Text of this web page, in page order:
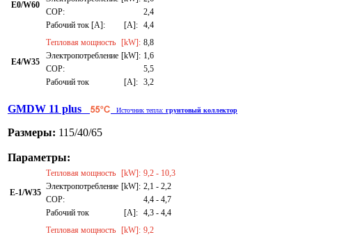
E0/W60
СОР:
2,4
Рабочий ток [A]:
[A]: 4,4
E4/W35
Тепловая мощность [kW]: 8,8
Электропотребление [kW]: 1,6
СОР:
5,5
Рабочий ток
[A]: 3,2
GMDW 11 plus Источник тепла: грунтовый коллектор
Размеры: 115/40/65
Параметры:
E-1/W35
Тепловая мощность [kW]: 9,2 - 10,3
Электропотребление [kW]: 2,1 - 2,2
СОР:
4,4 - 4,7
Рабочий ток
[A]: 4,3 - 4,4
Тепловая мощность [kW]: 9,2